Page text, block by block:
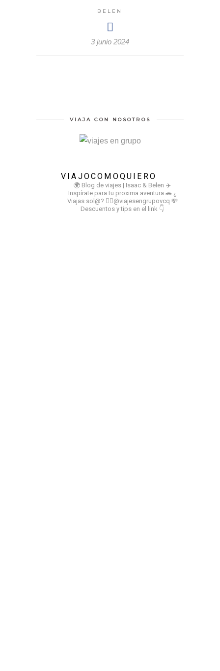
BELEN
3 junio 2024
VIAJA CON NOSOTROS
VIAJOCOMOQUIERO
🌍 Blog de viajes | Isaac & Belen ✈️
Inspírate para tu proxima aventura 🚗 ¿
Viajas sol@? 👉🏻@viajesengrupovcq 💸
Descuentos y tips en el link 👇